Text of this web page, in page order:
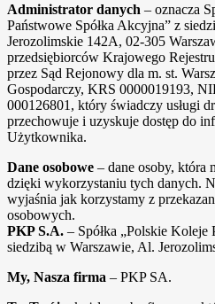
Administrator danych – oznacza
Państwowe Spółka Akcyjna” z
Jerozolimskie 142A, 02-305
przedsiębiorców Krajowego
przez Sąd Rejonowy dla m. st.
Gospodarczy, KRS 0000019193,
000126801, który świadczy usługi
przechowuje i uzyskuje dostęp do
Użytkownika.
Dane osobowe – dane osoby, która
dzięki wykorzystaniu tych danych.
wyjaśnia jak korzystamy z
osobowych.
PKP S.A. – Spółka „Polskie Koleje
siedzibą w Warszawie, Al.
My, Nasza firma – PKP SA.